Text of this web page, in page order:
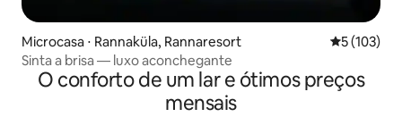
Microcasa ⋅ Rannaküla, Rannaresort 5 de uma
5 (103)
Sinta a brisa — luxo aconchegante
O conforto de um lar e ótimos preços
mensais